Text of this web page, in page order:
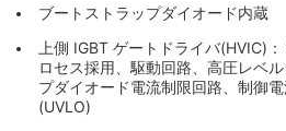
ブートストラップダイオード内蔵
上側 IGBT ゲートドライバ(HVIC)
ロセス採用、駆動回路、高圧レベ
プダイオード電流制限回路、制御
(UVLO)